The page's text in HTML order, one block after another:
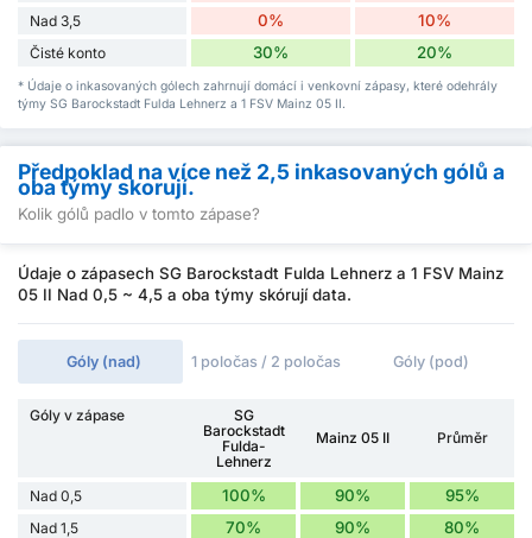
Nad 3,5 0% 10%
Čisté konto 30% 20%
* Údaje o inkasovaných gólech zahrnují domácí i venkovní zápasy, které odehrály
týmy SG Barockstadt Fulda Lehnerz a 1 FSV Mainz 05 II.
Předpoklad na více než 2,5 inkasovaných gólů a
oba týmy skorují.
Kolik gólů padlo v tomto zápase?
Údaje o zápasech SG Barockstadt Fulda Lehnerz a 1 FSV Mainz
05 II Nad 0,5 ~ 4,5 a oba týmy skórují data.
Góly (nad) 1 poločas / 2 poločas Góly (pod)
Góly v zápase
SG
Barockstadt
Fulda-
Lehnerz
Mainz 05 II Průměr
Nad 0,5 100% 90% 95%
Nad 1,5 70% 90% 80%